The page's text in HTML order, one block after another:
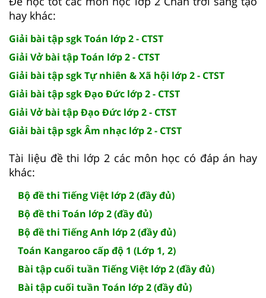
hay khác:
Giải bài tập sgk Toán lớp 2 - CTST
Giải Vở bài tập Toán lớp 2 - CTST
Giải bài tập sgk Tự nhiên & Xã hội lớp 2 - CTST
Giải bài tập sgk Đạo Đức lớp 2 - CTST
Giải Vở bài tập Đạo Đức lớp 2 - CTST
Giải bài tập sgk Âm nhạc lớp 2 - CTST
Tài liệu đề thi lớp 2 các môn học có đáp án hay
khác:
Bộ đề thi Tiếng Việt lớp 2 (đầy đủ)
Bộ đề thi Toán lớp 2 (đầy đủ)
Bộ đề thi Tiếng Anh lớp 2 (đầy đủ)
Toán Kangaroo cấp độ 1 (Lớp 1, 2)
Bài tập cuối tuần Tiếng Việt lớp 2 (đầy đủ)
Bài tập cuối tuần Toán lớp 2 (đầy đủ)